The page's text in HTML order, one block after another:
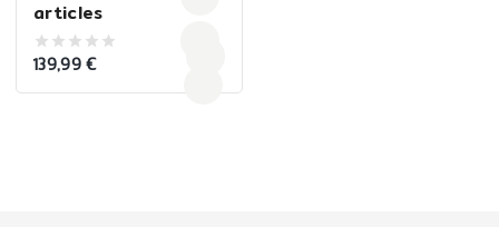
articles
0
of
139,99€